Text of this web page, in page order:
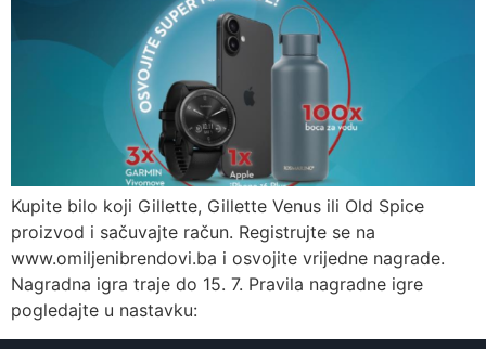
Kupite bilo koji Gillette, Gillette Venus ili Old Spice
proizvod i sačuvajte račun. Registrujte se na
www.omiljenibrendovi.ba i osvojite vrijedne nagrade.
Nagradna igra traje do 15. 7. Pravila nagradne igre
pogledajte u nastavku: